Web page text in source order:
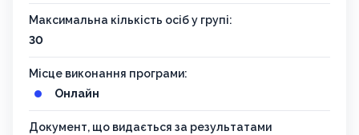
Максимальна кількість осіб у групі:
30
Місце виконання програми:
Онлайн
Документ, що видається за результатами